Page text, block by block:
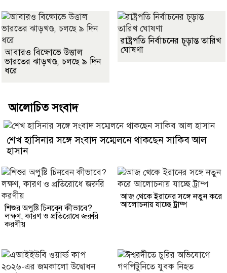
আবারও বিক্ষোভে উত্তাল
ভারতের ঝাড়খণ্ড, চলছে ৯ দিন
ধরে
রাষ্ট্রপতি নির্বাচনের চূড়ান্ত তারিখ
ঘোষণা
আলোচিত সংবাদ
শেখ হাসিনার সঙ্গে সংবাদ সম্মেলনে থাকছেন সাকিব আল
হাসান
শিশুর অপুষ্টি চিনবেন কীভাবে?
লক্ষণ, কারণ ও প্রতিরোধে জরুরি
করণীয়
আজ থেকে ইরানের সঙ্গে নতুন করে
আলোচনায় যাচ্ছে ট্রাম্প